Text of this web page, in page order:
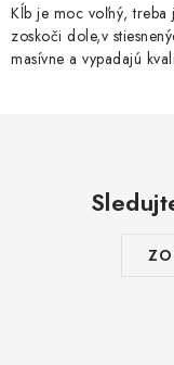
Kĺb je moc voľný,
zoskoči dole,v
masívne a vypadajú